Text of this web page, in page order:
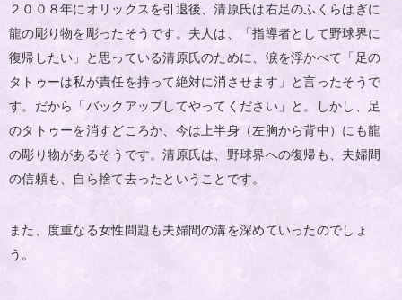
２００８年にオリックスを引退後、清原氏は右足のふくらはぎに
龍の彫り物を彫ったそうです。夫人は、「指導者として野球界に
復帰したい」と思っている清原氏のために、涙を浮かべて「足の
タトゥーは私が責任を持って絶対に消させます」と言ったそうで
す。だから「バックアップしてやってください」と。しかし、足
のタトゥーを消すどころか、今は上半身（左胸から背中）にも龍
の彫り物があるそうです。清原氏は、野球界への復帰も、夫婦間
の信頼も、自ら捨て去ったということです。
また、度重なる女性問題も夫婦間の溝を深めていったのでしょ
う。